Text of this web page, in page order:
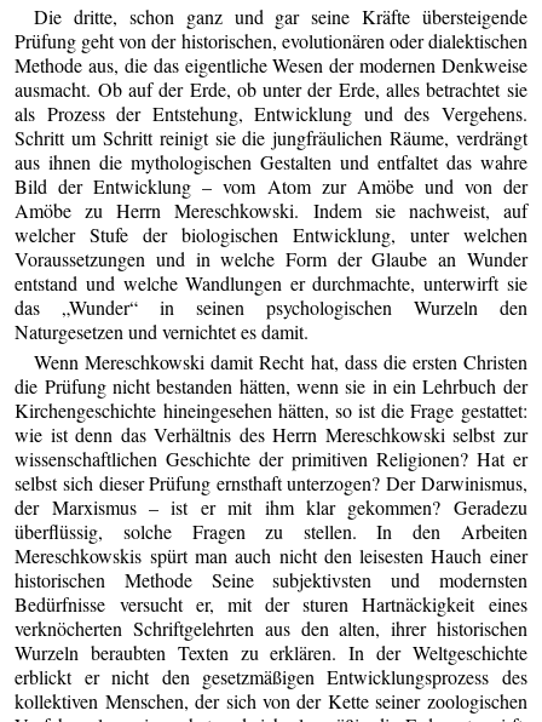
Die dritte, schon ganz und gar seine Kräfte übersteigende
Prüfung geht von der historischen, evolutionären oder dialektischen
Methode aus, die das eigentliche Wesen der modernen Denkweise
ausmacht. Ob auf der Erde, ob unter der Erde, alles betrachtet sie
als Prozess der Entstehung, Entwicklung und des Vergehens.
Schritt um Schritt reinigt sie die jungfräulichen Räume, verdrängt
aus ihnen die mythologischen Gestalten und entfaltet das wahre
Bild der Entwicklung – vom Atom zur Amöbe und von der
Amöbe zu Herrn Mereschkowski. Indem sie nachweist, auf
welcher Stufe der biologischen Entwicklung, unter welchen
Voraussetzungen und in welche Form der Glaube an Wunder
entstand und welche Wandlungen er durchmachte, unterwirft sie
das „Wunder“ in seinen psychologischen Wurzeln den
Naturgesetzen und vernichtet es damit.
Wenn Mereschkowski damit Recht hat, dass die ersten Christen
die Prüfung nicht bestanden hätten, wenn sie in ein Lehrbuch der
Kirchengeschichte hineingesehen hätten, so ist die Frage gestattet:
wie ist denn das Verhältnis des Herrn Mereschkowski selbst zur
wissenschaftlichen Geschichte der primitiven Religionen? Hat er
selbst sich dieser Prüfung ernsthaft unterzogen? Der Darwinismus,
der Marxismus – ist er mit ihm klar gekommen? Geradezu
überflüssig, solche Fragen zu stellen. In den Arbeiten
Mereschkowskis spürt man auch nicht den leisesten Hauch einer
historischen Methode Seine subjektivsten und modernsten
Bedürfnisse versucht er, mit der sturen Hartnäckigkeit eines
verknöcherten Schriftgelehrten aus den alten, ihrer historischen
Wurzeln beraubten Texten zu erklären. In der Weltgeschichte
erblickt er nicht den gesetzmäßigen Entwicklungsprozess des
kollektiven Menschen, der sich von der Kette seiner zoologischen